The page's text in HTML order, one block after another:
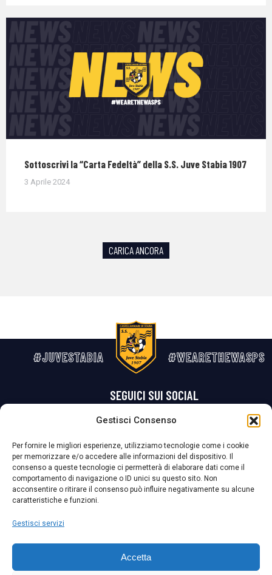
Gestisci Consenso
Per fornire le migliori esperienze, utilizziamo tecnologie come i cookie
per memorizzare e/o accedere alle informazioni del dispositivo. Il
consenso a queste tecnologie ci permetterà di elaborare dati come il
comportamento di navigazione o ID unici su questo sito. Non
acconsentire o ritirare il consenso può influire negativamente su alcune
caratteristiche e funzioni.
Gestisci servizi
Accetta
Sottoscrivi la “Carta Fedeltà” della S.S. Juve Stabia 1907
3 Aprile 2024
CARICA ANCORA
#JUVESTABIA #WEARETHEWASPS
SEGUICI SUI SOCIAL
La Società ha nominato il Responsabile della Protezione dei Dati Personali (DPO), figura specializzata che vigila sulle modalità adottate dalla
nostra Società per tutelare i Suoi dati personali.